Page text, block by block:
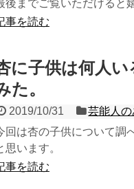
後までご覧いただけると
事を読む
に子供は何人
た。
2019/10/31
芸能人の
回は杏の子供について調
思います。
事を読む